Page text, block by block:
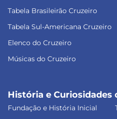
Tabela Brasileirão Cruzeiro
Tabela Sul-Americana Cruzeiro
Elenco do Cruzeiro
Músicas do Cruzeiro
História e Curiosidades
Fundação e História Inicial